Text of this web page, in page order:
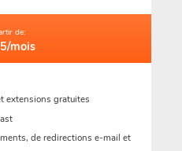
de:
mois
extensions gratuites
de redirections e-mail et